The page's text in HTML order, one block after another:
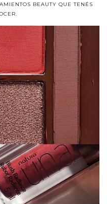
BEAUTY QUE TENÉS